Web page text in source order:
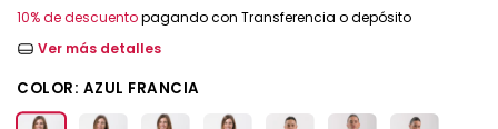
10% de descuentopagando con Transferencia o depósito
Ver más detalles
COLOR: AZUL FRANCIA